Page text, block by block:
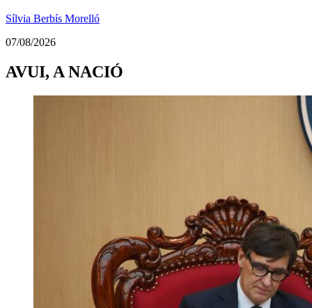
Sílvia Berbís Morelló
07/08/2026
AVUI, A NACIÓ